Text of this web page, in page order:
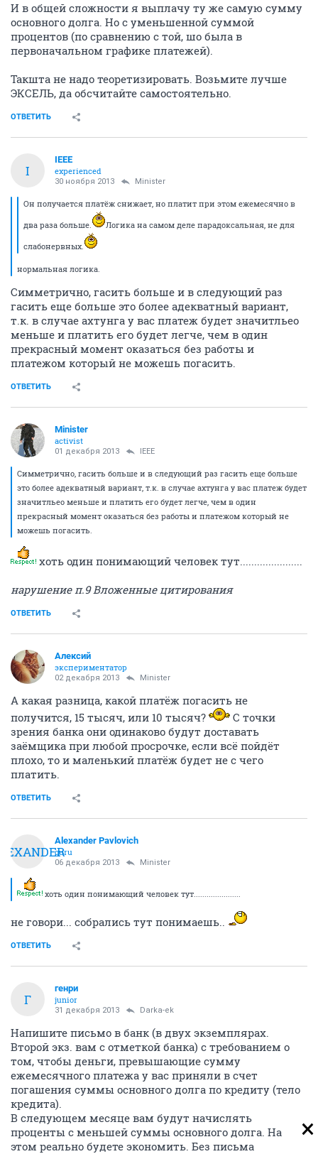
И в общей сложности я выплачу ту же самую сумму
основного долга. Но с уменьшенной суммой
процентов (по сравнению с той, шо была в
первоначальном графике платежей).
Такшта не надо теоретизировать. Возьмите лучше
ЭКСЕЛЬ, да обсчитайте самостоятельно.
ОТВЕТИТЬ
I
IEEE
experienced
30 ноября 2013 Minister
Он получается платёж снижает, но платит при этом ежемесячно в
два раза больше.
Логика на самом деле парадоксальная, не для
слабонервных.
нормальная логика.
Симметрично, гасить больше и в следующий раз
гасить еще больше это более адекватный вариант,
т.к. в случае ахтунга у вас платеж будет значитльео
меньше и платить его будет легче, чем в один
прекрасный момент оказаться без работы и
платежом который не можешь погасить.
ОТВЕТИТЬ
Minister
activist
01 декабря 2013 IEEE
Симметрично, гасить больше и в следующий раз гасить еще больше
это более адекватный вариант, т.к. в случае ахтунга у вас платеж будет
значитльео меньше и платить его будет легче, чем в один
прекрасный момент оказаться без работы и платежом который не
можешь погасить.
хоть один понимающий человек тут......................
нарушение п.9 Вложенные цитирования
ОТВЕТИТЬ
Алексий
экспериментатор
02 декабря 2013 Minister
А какая разница, какой платёж погасить не
получится, 15 тысяч, или 10 тысяч?
С точки
зрения банка они одинаково будут доставать
заёмщика при любой просрочке, если всё пойдёт
плохо, то и маленький платёж будет не с чего
платить.
ОТВЕТИТЬ
Alexander Pavlovich
guru
06 декабря 2013 Minister
хоть один понимающий человек тут......................
не говори... собрались тут понимаешь..
ОТВЕТИТЬ
Г
генри
junior
31 декабря 2013 Darka-ek
Напишите письмо в банк (в двух экземплярах.
Второй экз. вам с отметкой банка) с требованием о
том, чтобы деньги, превышающие сумму
ежемесячного платежа у вас приняли в счет
погашения суммы основного долга по кредиту (тело
кредита).
В следующем месяце вам будут начислять
проценты с меньшей суммы основного долга. На
этом реально будете экономить. Без письма